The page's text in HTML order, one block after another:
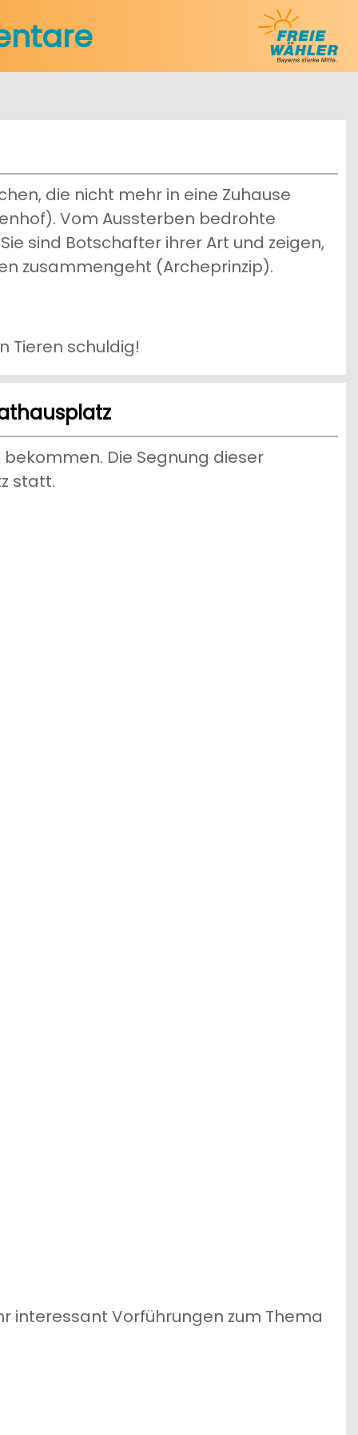
die nicht mehr in eine Zuhause
Vom Aussterben bedrohte
sind Botschafter ihrer Art und zeigen,
zusammengeht (Archeprinzip).
Tieren schuldig!
Die Segnung dieser
statt.
interessant Vorführungen zum Thema